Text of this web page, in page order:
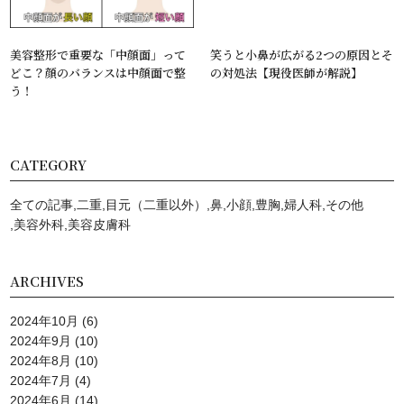
美容整形で重要な「中顔面」って
どこ？顔のバランスは中顔面で整
う！
笑うと小鼻が広がる2つの原因とそ
の対処法【現役医師が解説】
CATEGORY
全ての記事 二重 目元（二重以外） 鼻 小顔 豊胸 婦人科 その他
美容外科 美容⽪膚科
ARCHIVES
2024年10月 (6)
2024年9月 (10)
2024年8月 (10)
2024年7月 (4)
2024年6月 (14)